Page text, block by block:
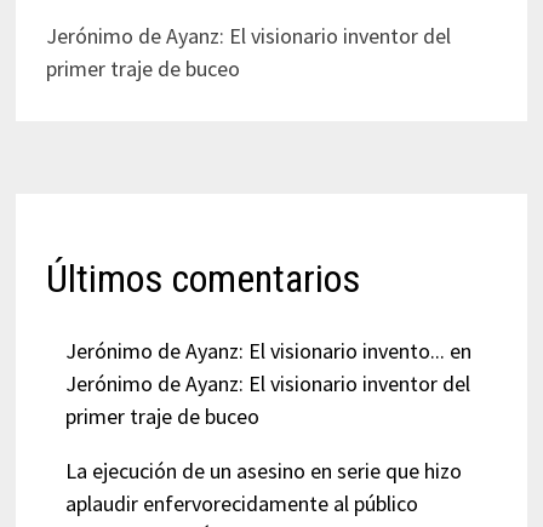
Jerónimo de Ayanz: El visionario inventor del
primer traje de buceo
Últimos comentarios
Jerónimo de Ayanz: El visionario invento... en
Jerónimo de Ayanz: El visionario inventor del
primer traje de buceo
La ejecución de un asesino en serie que hizo
aplaudir enfervorecidamente al público